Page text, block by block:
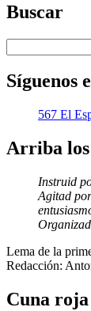
Buscar
Síguenos
567 El
Arriba los
Instruid
Agitad
Lema de la
Redacción:
Cuna